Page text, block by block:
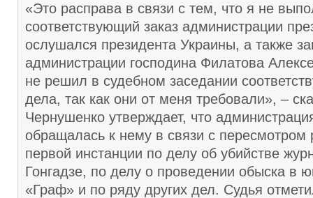
«Это расправа в связи с тем, что я не
соответствующий заказ администрации
ослушался президента Украины, а также
администрации господина Филатова
не решил в судебном заседании
дела, так как они от меня требовали», –
Чернушенко утверждает, что
обращалась к нему в связи с пересмотром
первой инстанции по делу об убийстве
Гонгадзе, по делу о проведении обыска в
«Граф» и по ряду других дел. Судья